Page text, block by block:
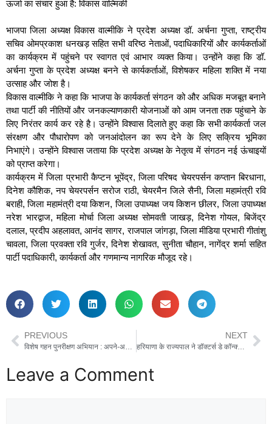
ऊर्जा का संचार हुआ है: विकास वाल्मिकी
भाजपा जिला अध्यक्ष विकास वाल्मीकि ने प्रदेश अध्यक्ष डॉ. अर्चना गुप्ता, राष्ट्रीय
सचिव ओमप्रकाश धनखड़ सहित सभी वरिष्ठ नेताओं, पदाधिकारियों और कार्यकर्ताओं
का कार्यक्रम में पहुंचने पर स्वागत एवं आभार व्यक्त किया। उन्होंने कहा कि डॉ.
अर्चना गुप्ता के प्रदेश अध्यक्ष बनने से कार्यकर्ताओं, विशेषकर महिला शक्ति में नया
उत्साह और जोश है।
विकास वाल्मीकि ने कहा कि भाजपा के कार्यकर्ता संगठन को और अधिक मजबूत बनाने
तथा पार्टी की नीतियों और जनकल्याणकारी योजनाओं को आम जनता तक पहुंचाने के
लिए निरंतर कार्य कर रहे है। उन्होंने विश्वास दिलाते हुए कहा कि सभी कार्यकर्ता जल
संरक्षण और पौधारोपण को जनआंदोलन का रूप देने के लिए सक्रिय भूमिका
निभाएंगे। उन्होंने विश्वास जताया कि प्रदेश अध्यक्ष के नेतृत्व में संगठन नई ऊंचाइयों
को प्राप्त करेगा।
कार्यक्रम में जिला प्रभारी कैप्टन भूपेंद्र, जिला परिषद चेयरपर्सन कप्तान बिरधाना,
दिनेश कौशिक, नप चेयरपर्सन सरोज राठी, चेयरमैन जिले सैनी, जिला महामंत्री रवि
बराही, जिला महामंत्री दया किशन, जिला उपाध्यक्ष जय किशन छीलर, जिला उपाध्यक्ष
नरेश भारद्वाज, महिला मोर्चा जिला अध्यक्ष सोमवती जाखड़, दिनेश गोयल, बिजेंद्र
दलाल, प्रदीप अहलावत, आनंद सागर, राजपाल जांगड़ा, जिला मीडिया प्रभारी गीतांशु
चावला, जिला प्रवक्ता रवि गुर्जर, दिनेश शेखावत, सुनीता चौहान, नागेंद्र शर्मा सहित
पार्टी पदाधिकारी, कार्यकर्ता और गणमान्य नागरिक मौजूद रहे।
PREVIOUS NEXT
हरियाणा के राज्यपाल ने डॉक्टर्स डे कॉन्क्लेव में समग्र एवं ‘पूरे राष्ट्र की स्वास्थ्य व्यवस्था’ अपनाने पर दिया बल
Leave a Comment